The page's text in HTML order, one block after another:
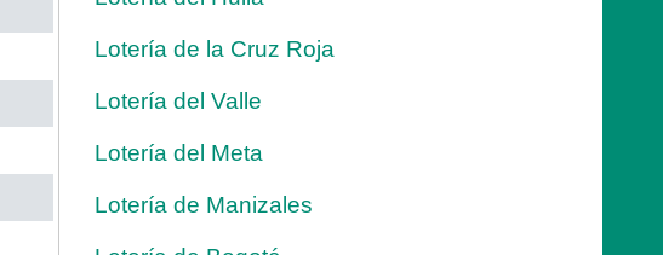
Lotería de la Cruz Roja
Lotería del Valle
Lotería del Meta
Lotería de Manizales